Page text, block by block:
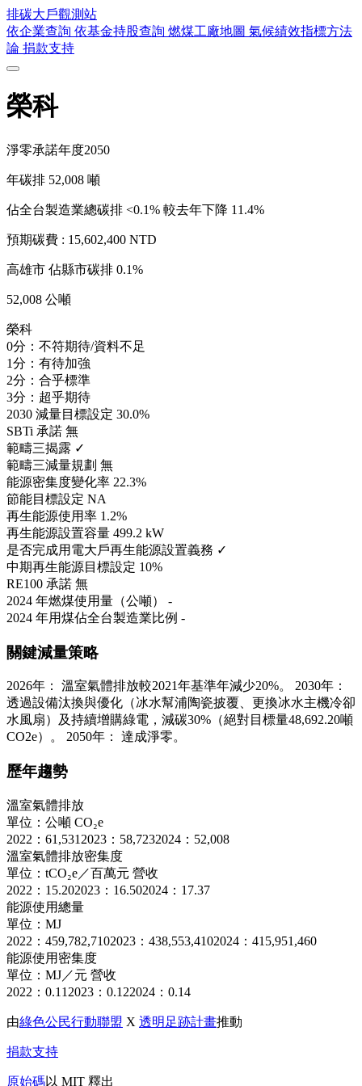
排碳大戶觀測站
依企業查詢 依基金持股查詢 燃煤工廠地圖 氣候績效指標方法
論 捐款支持
榮科
淨零承諾年度2050
年碳排 52,008 噸
佔全台製造業總碳排 <0.1% 較去年下降 11.4%
預期碳費 : 15,602,400 NTD
高雄市 佔縣市碳排 0.1%
52,008 公噸
榮科
0分：不符期待/資料不足
1分：有待加強
2分：合乎標準
3分：超乎期待
2030 減量目標設定 30.0%
SBTi 承諾 無
範疇三揭露 ✓
範疇三減量規劃 無
能源密集度變化率 22.3%
節能目標設定 NA
再生能源使用率 1.2%
再生能源設置容量 499.2 kW
是否完成用電大戶再生能源設置義務 ✓
中期再生能源目標設定 10%
RE100 承諾 無
2024 年燃煤使用量（公噸） -
2024 年用煤佔全台製造業比例 -
關鍵減量策略
2026年： 溫室氣體排放較2021年基準年減少20%。 2030年：
透過設備汰換與優化（冰水幫浦陶瓷披覆、更換冰水主機冷卻
水風扇）及持續增購綠電，減碳30%（絕對目標量48,692.20噸
CO2e）。 2050年： 達成淨零。
歷年趨勢
溫室氣體排放
單位：公噸 CO₂e
2022：61,531 2023：58,7232024：52,008
溫室氣體排放密集度
單位：tCO₂e／百萬元 營收
2022：15.202023：16.502024：17.37
能源使用總量
單位：MJ
2022：459,782,7102023：438,553,4102024：415,951,460
能源使用密集度
單位：MJ／元 營收
2022：0.11 2023：0.122024：0.14
由綠色公民行動聯盟 X 透明足跡計畫推動
捐款支持
原始碼以 MIT 釋出